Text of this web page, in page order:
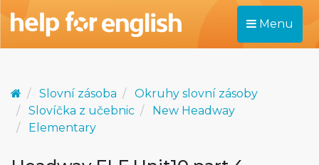
Menu
Slovní zásoba
Okruhy slovní zásoby
Slovíčka z učebnic
New Headway
Elementary